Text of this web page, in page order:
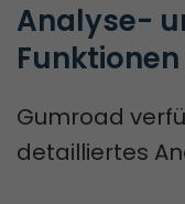
Analyse-
Funktionen
Gumroad
detailliertes